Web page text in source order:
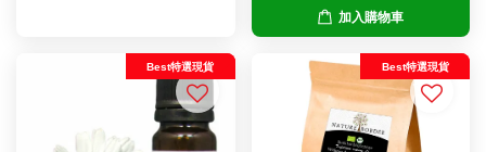
加入購物車
Best特選現貨 Best特選現貨